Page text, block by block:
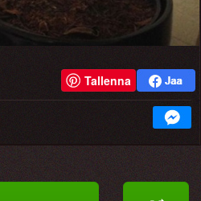
Tallenna